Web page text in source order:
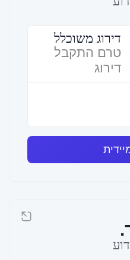
דירוג משוכלל
טרם התקבל
דירוג